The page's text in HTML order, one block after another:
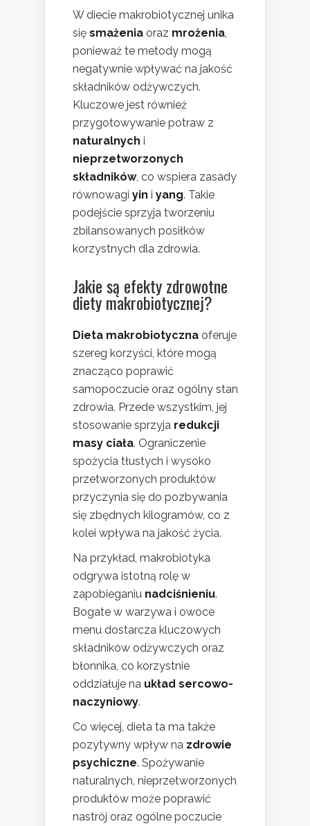
W diecie makrobiotycznej unika
się smażenia oraz mrożenia,
ponieważ te metody mogą
negatywnie wpływać na jakość
składników odżywczych.
Kluczowe jest również
przygotowywanie potraw z
naturalnych i
nieprzetworzonych
składników, co wspiera zasady
równowagi yin i yang. Takie
podejście sprzyja tworzeniu
zbilansowanych posiłków
korzystnych dla zdrowia.
Jakie są efekty zdrowotne
diety makrobiotycznej?
Dieta makrobiotyczna oferuje
szereg korzyści, które mogą
znacząco poprawić
samopoczucie oraz ogólny stan
zdrowia. Przede wszystkim, jej
stosowanie sprzyja redukcji
masy ciała. Ograniczenie
spożycia tłustych i wysoko
przetworzonych produktów
przyczynia się do pozbywania
się zbędnych kilogramów, co z
kolei wpływa na jakość życia.
Na przykład, makrobiotyka
odgrywa istotną rolę w
zapobieganiu nadciśnieniu.
Bogate w warzywa i owoce
menu dostarcza kluczowych
składników odżywczych oraz
błonnika, co korzystnie
oddziałuje na układ sercowo-
naczyniowy.
Co więcej, dieta ta ma także
pozytywny wpływ na zdrowie
psychiczne. Spożywanie
naturalnych, nieprzetworzonych
produktów może poprawić
nastrój oraz ogólne poczucie